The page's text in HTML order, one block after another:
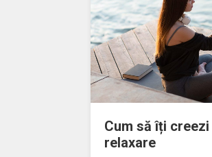
Cum să îți
relaxare